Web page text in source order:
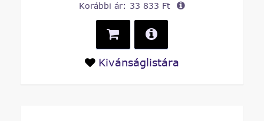
Korábbi ár: 33 833 Ft
Kivánságlistára